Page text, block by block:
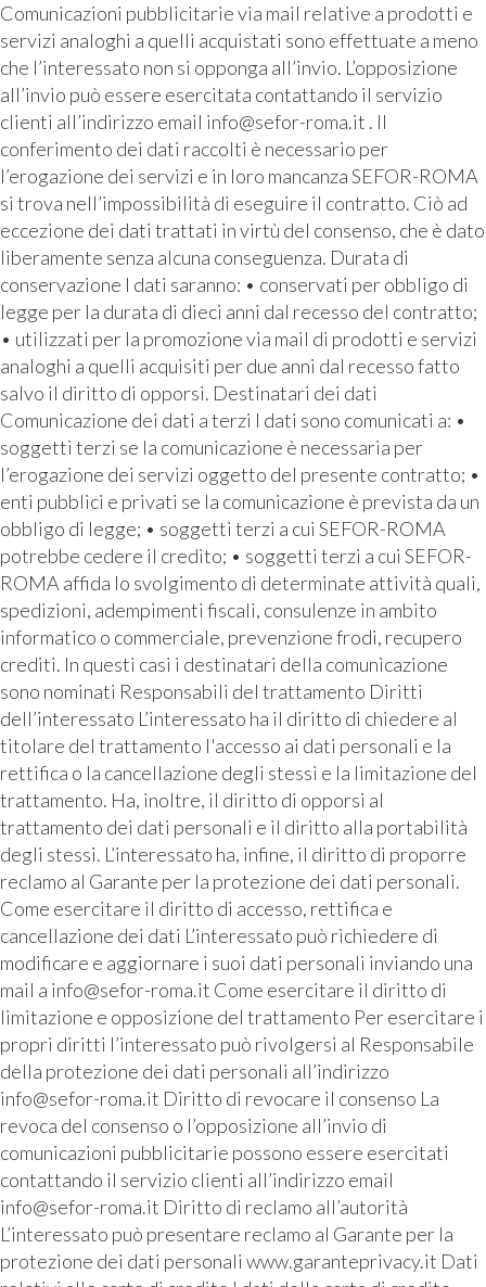
Comunicazioni pubblicitarie via mail relative a prodotti e
servizi analoghi a quelli acquistati sono effettuate a meno
che l’interessato non si opponga all’invio. L’opposizione
all’invio può essere esercitata contattando il servizio
clienti all’indirizzo email info@sefor-roma.it . Il
conferimento dei dati raccolti è necessario per
l’erogazione dei servizi e in loro mancanza SEFOR-ROMA
si trova nell’impossibilità di eseguire il contratto. Ciò ad
eccezione dei dati trattati in virtù del consenso, che è dato
liberamente senza alcuna conseguenza. Durata di
conservazione I dati saranno: • conservati per obbligo di
legge per la durata di dieci anni dal recesso del contratto;
• utilizzati per la promozione via mail di prodotti e servizi
analoghi a quelli acquisiti per due anni dal recesso fatto
salvo il diritto di opporsi. Destinatari dei dati
Comunicazione dei dati a terzi I dati sono comunicati a: •
soggetti terzi se la comunicazione è necessaria per
l’erogazione dei servizi oggetto del presente contratto; •
enti pubblici e privati se la comunicazione è prevista da un
obbligo di legge; • soggetti terzi a cui SEFOR-ROMA
potrebbe cedere il credito; • soggetti terzi a cui SEFOR-
ROMA affida lo svolgimento di determinate attività quali,
spedizioni, adempimenti fiscali, consulenze in ambito
informatico o commerciale, prevenzione frodi, recupero
crediti. In questi casi i destinatari della comunicazione
sono nominati Responsabili del trattamento Diritti
dell’interessato L’interessato ha il diritto di chiedere al
titolare del trattamento l'accesso ai dati personali e la
rettifica o la cancellazione degli stessi e la limitazione del
trattamento. Ha, inoltre, il diritto di opporsi al
trattamento dei dati personali e il diritto alla portabilità
degli stessi. L’interessato ha, infine, il diritto di proporre
reclamo al Garante per la protezione dei dati personali.
Come esercitare il diritto di accesso, rettifica e
cancellazione dei dati L’interessato può richiedere di
modificare e aggiornare i suoi dati personali inviando una
mail a info@sefor-roma.it Come esercitare il diritto di
limitazione e opposizione del trattamento Per esercitare i
propri diritti l’interessato può rivolgersi al Responsabile
della protezione dei dati personali all’indirizzo
info@sefor-roma.it Diritto di revocare il consenso La
revoca del consenso o l’opposizione all’invio di
comunicazioni pubblicitarie possono essere esercitati
contattando il servizio clienti all’indirizzo email
info@sefor-roma.it Diritto di reclamo all’autorità
L’interessato può presentare reclamo al Garante per la
protezione dei dati personali www.garanteprivacy.it Dati